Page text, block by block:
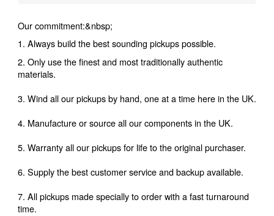
Our commitment:&nbsp;
1. Always build the best sounding pickups possible.
2. Only use the finest and most traditionally authentic
materials.
3. Wind all our pickups by hand, one at a time here in the UK.
4. Manufacture or source all our components in the UK.
5. Warranty all our pickups for life to the original purchaser.
6. Supply the best customer service and backup available.
7. All pickups made specially to order with a fast turnaround
time.